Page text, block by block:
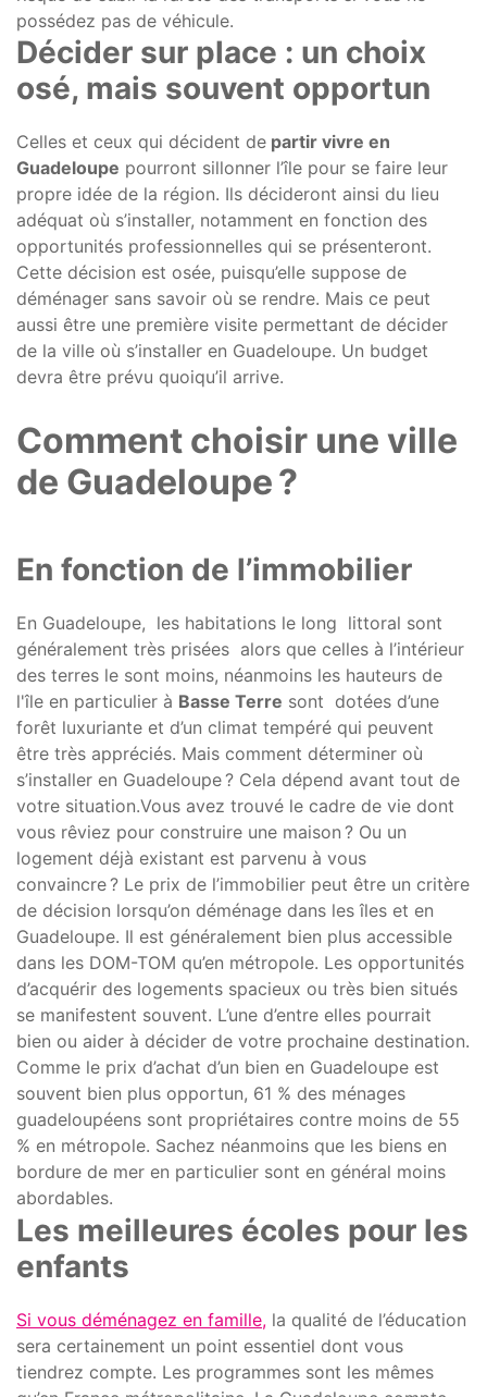
possédez pas de véhicule.
Décider sur place : un choix
osé, mais souvent opportun
Celles et ceux qui décident de partir vivre en
Guadeloupe pourront sillonner l’île pour se faire leur
propre idée de la région. Ils décideront ainsi du lieu
adéquat où s’installer, notamment en fonction des
opportunités professionnelles qui se présenteront.
Cette décision est osée, puisqu’elle suppose de
déménager sans savoir où se rendre. Mais ce peut
aussi être une première visite permettant de décider
de la ville où s’installer en Guadeloupe. Un budget
devra être prévu quoiqu’il arrive.
Comment choisir une ville
de Guadeloupe ?
En fonction de l’immobilier
En Guadeloupe, les habitations le long littoral sont
généralement très prisées alors que celles à l’intérieur
des terres le sont moins, néanmoins les hauteurs de
l'île en particulier à Basse Terre sont dotées d’une
forêt luxuriante et d’un climat tempéré qui peuvent
être très appréciés. Mais comment déterminer où
s’installer en Guadeloupe ? Cela dépend avant tout de
votre situation.Vous avez trouvé le cadre de vie dont
vous rêviez pour construire une maison ? Ou un
logement déjà existant est parvenu à vous
convaincre ? Le prix de l’immobilier peut être un critère
de décision lorsqu’on déménage dans les îles et en
Guadeloupe. Il est généralement bien plus accessible
dans les DOM-TOM qu’en métropole. Les opportunités
d’acquérir des logements spacieux ou très bien situés
se manifestent souvent. L’une d’entre elles pourrait
bien ou aider à décider de votre prochaine destination.
Comme le prix d’achat d’un bien en Guadeloupe est
souvent bien plus opportun, 61 % des ménages
guadeloupéens sont propriétaires contre moins de 55
% en métropole. Sachez néanmoins que les biens en
bordure de mer en particulier sont en général moins
abordables.
Les meilleures écoles pour les
enfants
Si vous déménagez en famille, la qualité de l’éducation
sera certainement un point essentiel dont vous
tiendrez compte. Les programmes sont les mêmes